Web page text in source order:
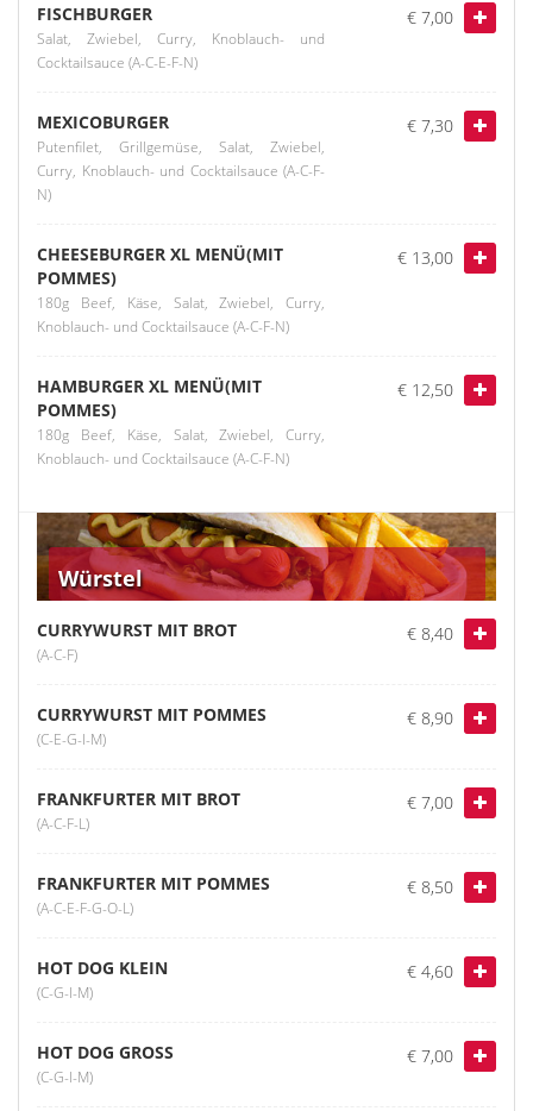
FISCHBURGER
Salat, Zwiebel, Curry, Knoblauch- und
Cocktailsauce (A-C-E-F-N)
€ 7,00
MEXICOBURGER
Putenfilet, Grillgemüse, Salat, Zwiebel,
Curry, Knoblauch- und Cocktailsauce (A-C-F-
N)
€ 7,30
CHEESEBURGER XL MENÜ(MIT
POMMES)
180g Beef, Käse, Salat, Zwiebel, Curry,
Knoblauch- und Cocktailsauce (A-C-F-N)
€ 13,00
HAMBURGER XL MENÜ(MIT
POMMES)
180g Beef, Käse, Salat, Zwiebel, Curry,
Knoblauch- und Cocktailsauce (A-C-F-N)
€ 12,50
Würstel
CURRYWURST MIT BROT
(A-C-F)
€ 8,40
CURRYWURST MIT POMMES
(C-E-G-I-M)
€ 8,90
FRANKFURTER MIT BROT
(A-C-F-L)
€ 7,00
FRANKFURTER MIT POMMES
(A-C-E-F-G-O-L)
€ 8,50
HOT DOG KLEIN
(C-G-I-M)
€ 4,60
HOT DOG GROSS
(C-G-I-M)
€ 7,00